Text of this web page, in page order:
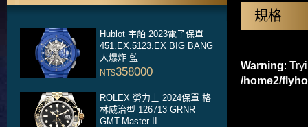
Hublot 宇舶 2023電子保單
451.EX.5123.EX BIG BANG
大爆炸 藍...
NT$358000
ROLEX 勞力士 2024保單 格
林威治型 126713 GRNR
GMT-Master II ...
規格
Warning:
/home2/